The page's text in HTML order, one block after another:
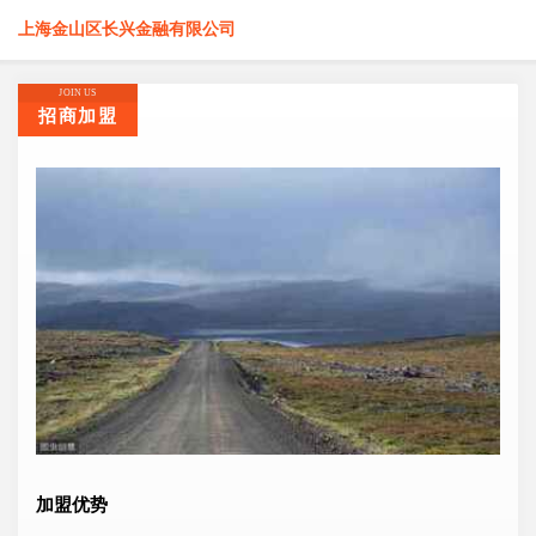
上海金山区长兴金融有限公司
JOIN US
招商加盟
加盟优势